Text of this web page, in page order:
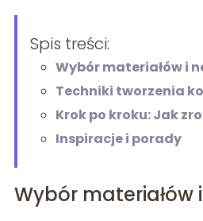
Spis treści:
Wybór materiałów i
Techniki tworzenia
Krok po kroku: Jak
Inspiracje i porady
Wybór materiałów